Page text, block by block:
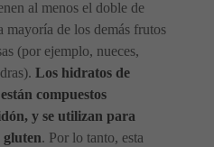
al menos el doble de
mayoría de los demás frutos
(por ejemplo, nueces,
Los hidratos de
compuestos
y se utilizan para
. Por lo tanto, esta